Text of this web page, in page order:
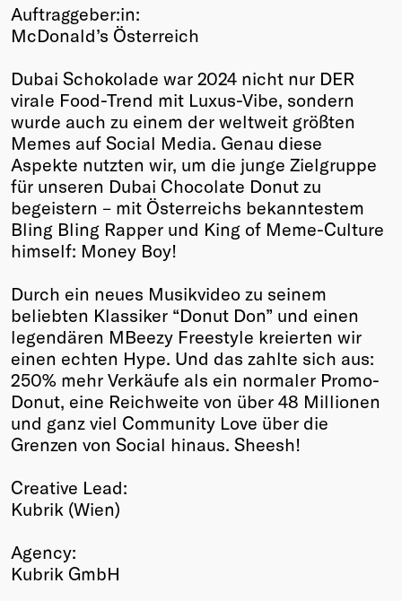
Past
Annual
Auftraggeber:in:
McDonald’s Österreich
Dubai Schokolade war 2024 nicht nur DER
virale Food-Trend mit Luxus-Vibe, sondern
wurde auch zu einem der weltweit größten
Memes auf Social Media. Genau diese
Aspekte nutzten wir, um die junge Zielgruppe
für unseren Dubai Chocolate Donut zu
begeistern – mit Österreichs bekanntestem
Bling Bling Rapper und King of Meme-Culture
himself: Money Boy!
Durch ein neues Musikvideo zu seinem
beliebten Klassiker “Donut Don” und einen
legendären MBeezy Freestyle kreierten wir
einen echten Hype. Und das zahlte sich aus:
250% mehr Verkäufe als ein normaler Promo-
Donut, eine Reichweite von über 48 Millionen
und ganz viel Community Love über die
Grenzen von Social hinaus. Sheesh!
Creative Lead:
Kubrik (Wien)
Agency:
Kubrik GmbH